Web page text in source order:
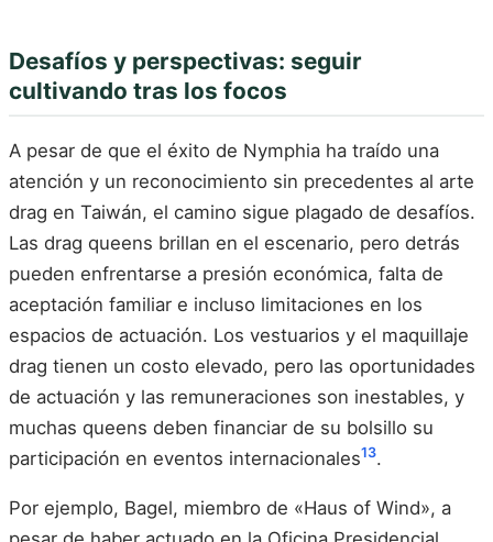
Desafíos y perspectivas: seguir
cultivando tras los focos
A pesar de que el éxito de Nymphia ha traído una
atención y un reconocimiento sin precedentes al arte
drag en Taiwán, el camino sigue plagado de desafíos.
Las drag queens brillan en el escenario, pero detrás
pueden enfrentarse a presión económica, falta de
aceptación familiar e incluso limitaciones en los
espacios de actuación. Los vestuarios y el maquillaje
drag tienen un costo elevado, pero las oportunidades
de actuación y las remuneraciones son inestables, y
muchas queens deben financiar de su bolsillo su
participación en eventos internacionales13.
Por ejemplo, Bagel, miembro de «Haus of Wind», a